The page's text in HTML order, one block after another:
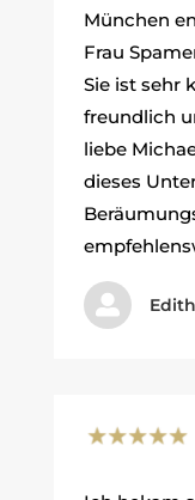
München
Frau
Sie ist sehr
freundlich
liebe
dieses
